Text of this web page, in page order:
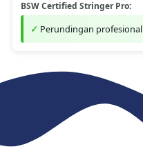
BSW Certified Stringer Pro:
Perundingan